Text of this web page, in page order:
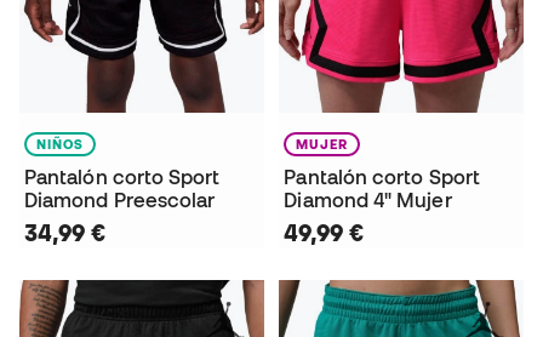
NIÑOS
Pantalón corto Sport
Diamond Preescolar
34,99 €
MUJER
Pantalón corto Sport
Diamond 4" Mujer
49,99 €